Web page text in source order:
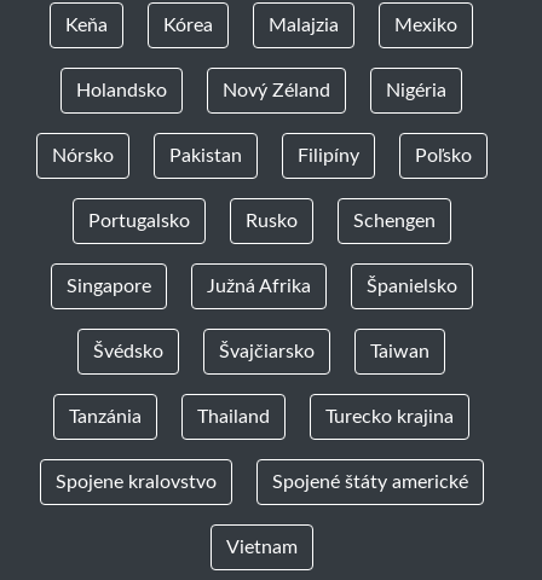
Keňa Kórea Malajzia Mexiko
Holandsko Nový Zéland Nigéria
Nórsko Pakistan Filipíny Poľsko
Portugalsko Rusko Schengen
Singapore Južná Afrika Španielsko
Švédsko Švajčiarsko Taiwan
Tanzánia Thailand Turecko krajina
Spojene kralovstvo Spojené štáty americké
Vietnam